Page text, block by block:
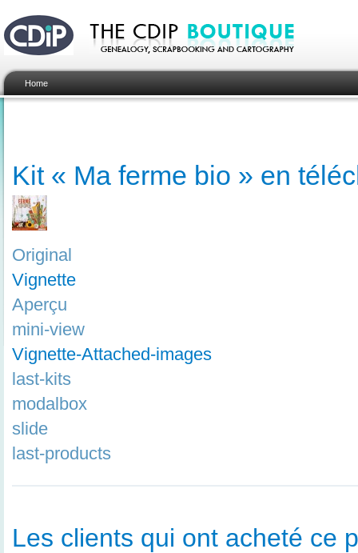
Home
Kit « Ma ferme bio » en
Original
Vignette
Aperçu
mini-view
Vignette-Attached-images
last-kits
modalbox
slide
last-products
Les clients qui ont acheté ce